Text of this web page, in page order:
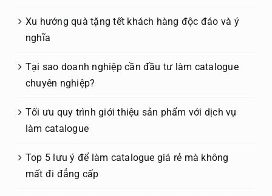
Xu hướng quà tặng tết khách hàng độc đáo và ý
nghĩa
Tại sao doanh nghiệp cần đầu tư làm catalogue
chuyên nghiệp?
Tối ưu quy trình giới thiệu sản phẩm với dịch vụ
làm catalogue
Top 5 lưu ý để làm catalogue giá rẻ mà không
mất đi đẳng cấp